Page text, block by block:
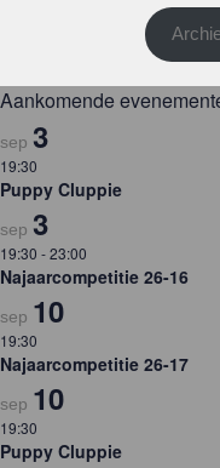
Aankomende
sep 3
19:30
Puppy Cluppie
sep 3
19:30 -23:00
Najaarcompetitie 26-16
sep 10
19:30
Najaarcompetitie 26-17
sep 10
19:30
Puppy Cluppie